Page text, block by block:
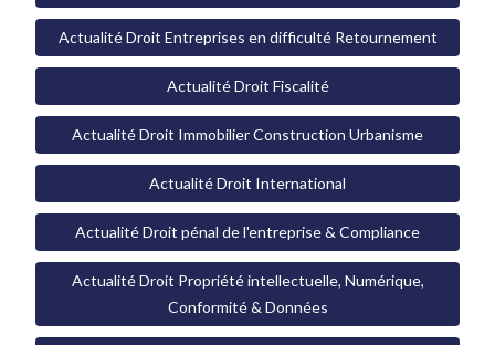
Actualité Droit Entreprises en difficulté Retournement
Actualité Droit Fiscalité
Actualité Droit Immobilier Construction Urbanisme
Actualité Droit International
Actualité Droit pénal de l'entreprise & Compliance
Actualité Droit Propriété intellectuelle, Numérique,
Conformité & Données